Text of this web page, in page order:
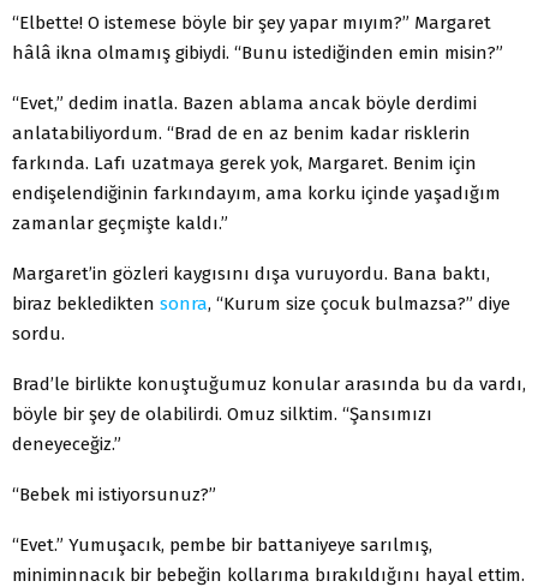
“Elbette! O istemese böyle bir şey yapar mıyım?” Margaret
hâlâ ikna olmamış gibiydi. “Bunu istediğinden emin misin?”
“Evet,” dedim inatla. Bazen ablama ancak böyle derdimi
anlatabiliyordum. “Brad de en az benim kadar risklerin
farkında. Lafı uzatmaya gerek yok, Margaret. Benim için
endişelendiğinin farkındayım, ama korku içinde yaşadığım
zamanlar geçmişte kaldı.”
Margaret’in gözleri kaygısını dışa vuruyordu. Bana baktı,
biraz bekledikten sonra, “Kurum size çocuk bulmazsa?” diye
sordu.
Brad’le birlikte konuştuğumuz konular arasında bu da vardı,
böyle bir şey de olabilirdi. Omuz silktim. “Şansımızı
deneyeceğiz.”
“Bebek mi istiyorsunuz?”
“Evet.” Yumuşacık, pembe bir battaniyeye sarılmış,
miniminnacık bir bebeğin kollarıma bırakıldığını hayal ettim.